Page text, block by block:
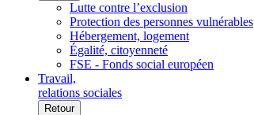
Lutte contre l’exclusion
Protection des personnes vulnérables
Hébergement, logement
Égalité, citoyenneté
FSE - Fonds social européen
Travail,
relations sociales
Retour